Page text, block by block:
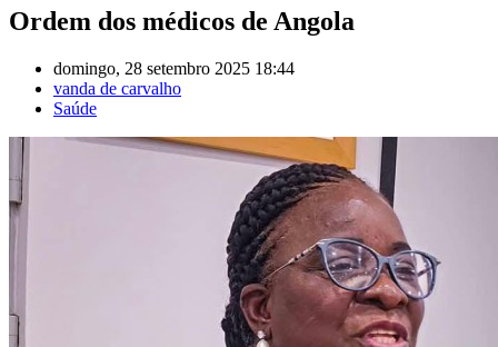
Ordem dos médicos de Angola
domingo, 28 setembro 2025 18:44
vanda de carvalho
Saúde